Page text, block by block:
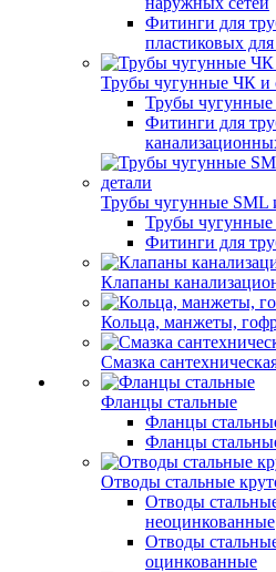
Фитинги для
пластиковых
Трубы чугунные ЧК и
Трубы
Фитинги для
Трубы чугунные SML
Трубы
Фитинги для
Клапаны
Кольца, манжеты,
Смазка
Фланцы стальные
Фланцы
Фланцы
Отводы стальные
Отводы
неоцинкованные
Отводы
оцинкованные